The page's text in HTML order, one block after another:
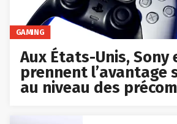
GAMING
Aux États-Unis, Sony
prennent l’avantage
au niveau des